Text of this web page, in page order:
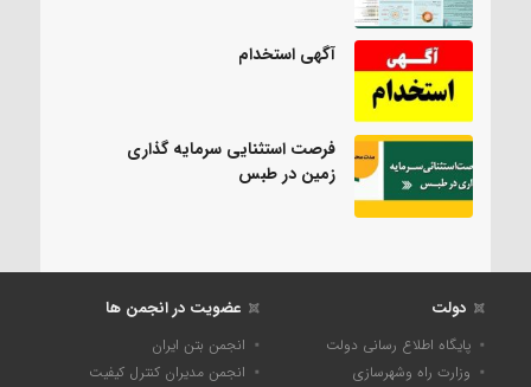
آگهی استخدام
فرصت استثنایی سرمایه گذاری
زمین در طبس
دولت
پایگاه اطلاع رسانی دولت
وزارت راه وشهرسازی
عضویت در انجمن ها
انجمن بتن ایران
انجمن مدیران کنترل کیفیت